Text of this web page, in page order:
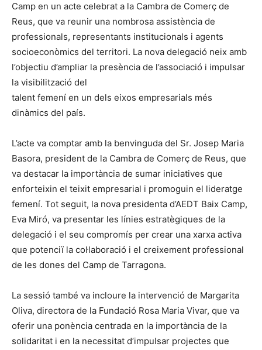
Camp en un acte celebrat a la Cambra de Comerç de
Reus, que va reunir una nombrosa assistència de
professionals, representants institucionals i agents
socioeconòmics del territori. La nova delegació neix amb
l’objectiu d’ampliar la presència de l’associació i impulsar
la visibilització del
talent femení en un dels eixos empresarials més
dinàmics del país.
L’acte va comptar amb la benvinguda del Sr. Josep Maria
Basora, president de la Cambra de Comerç de Reus, que
va destacar la importància de sumar iniciatives que
enforteixin el teixit empresarial i promoguin el lideratge
femení. Tot seguit, la nova presidenta d’AEDT Baix Camp,
Eva Miró, va presentar les línies estratègiques de la
delegació i el seu compromís per crear una xarxa activa
que potenciï la col·laboració i el creixement professional
de les dones del Camp de Tarragona.
La sessió també va incloure la intervenció de Margarita
Oliva, directora de la Fundació Rosa Maria Vivar, que va
oferir una ponència centrada en la importància de la
solidaritat i en la necessitat d’impulsar projectes que